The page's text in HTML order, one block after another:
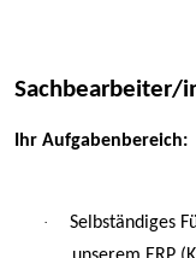
Sachbearbeiter/
Ihr Aufgabenbereich:
·
Selbständiges